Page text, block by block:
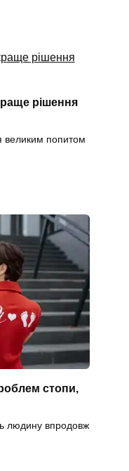
рішення
великим попитом
стопи,
людину впродовж